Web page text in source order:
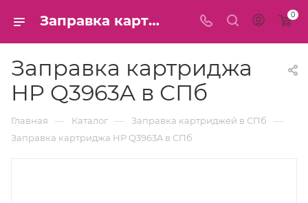
Заправка картриджа HP Q3963A в СПб 0
Заправка картриджа
HP Q3963A в СПб
Главная — Каталог — Заправка картриджей в СПб —
Заправка картриджа HP Q3963A в СПб